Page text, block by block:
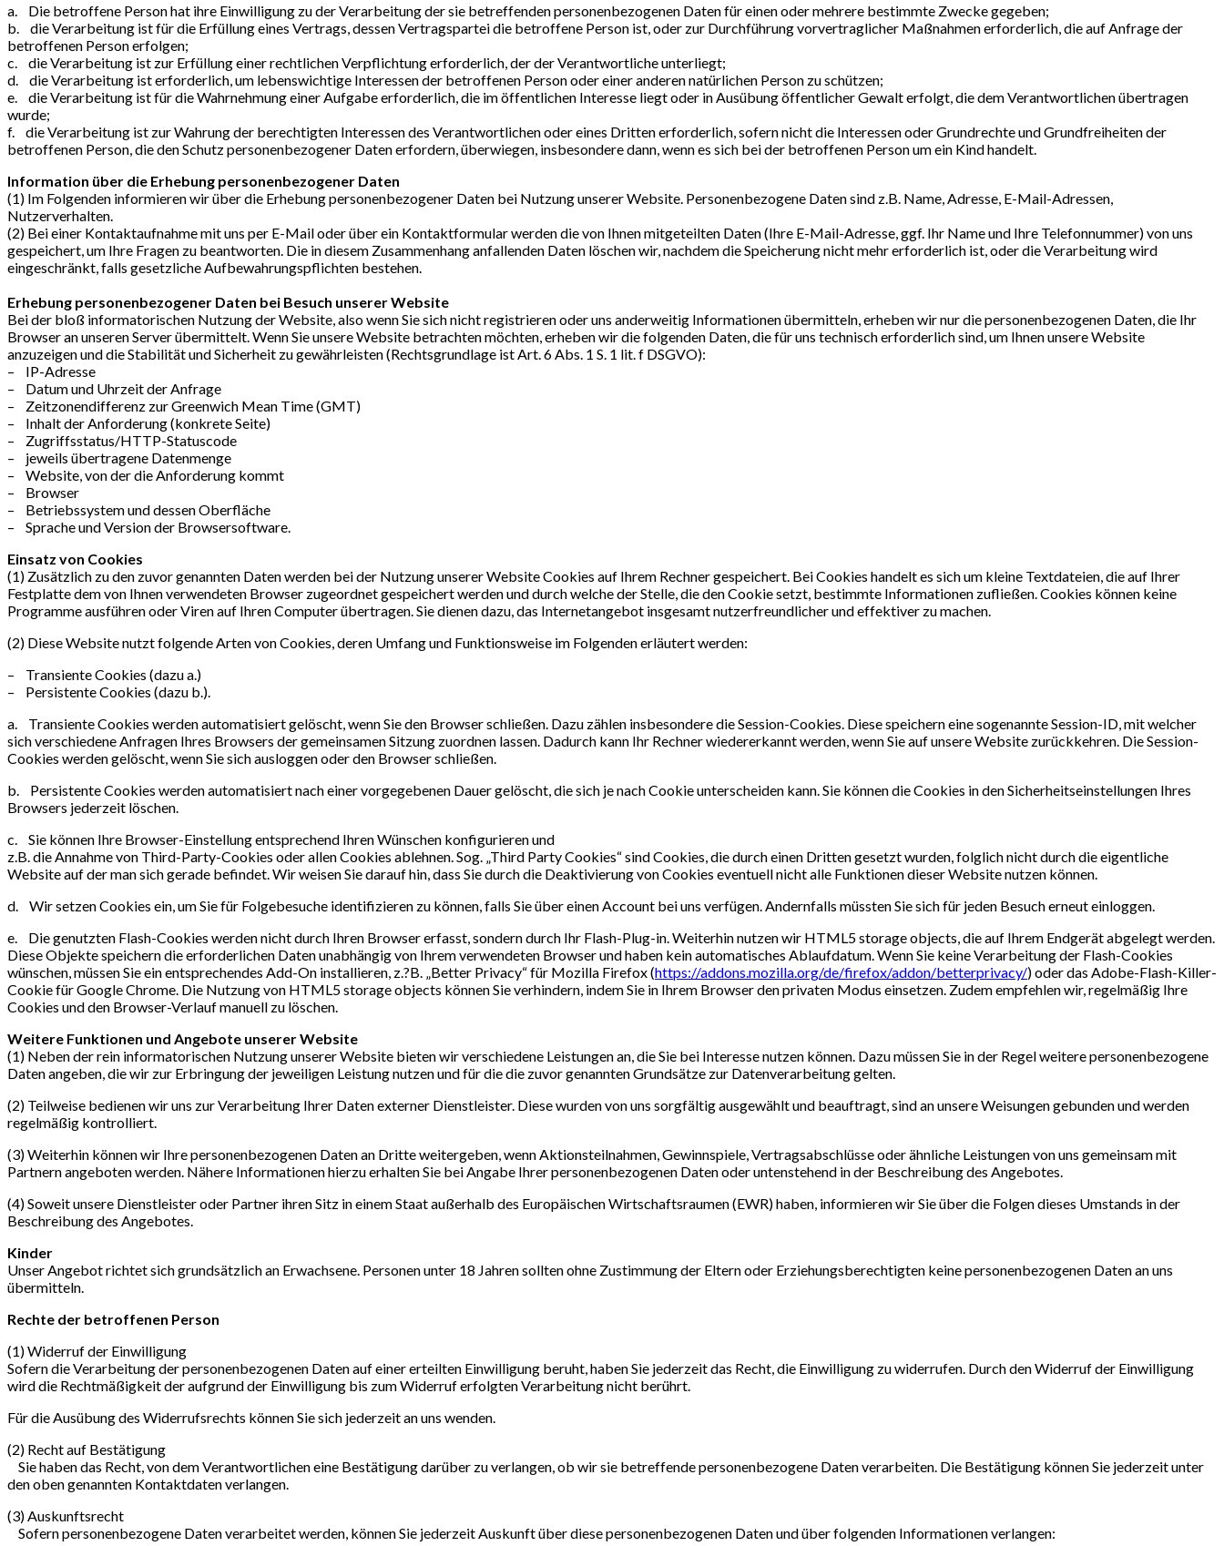
a. Die betroffene Person hat ihre Einwilligung zu der Verarbeitung der sie betreffenden personenbezogenen Daten für einen oder mehrere bestimmte Zwecke gegeben;
b. die Verarbeitung ist für die Erfüllung eines Vertrags, dessen Vertragspartei die betroffene Person ist, oder zur Durchführung vorvertraglicher Maßnahmen erforderlich, die auf Anfrage der
betroffenen Person erfolgen;
c. die Verarbeitung ist zur Erfüllung einer rechtlichen Verpflichtung erforderlich, der der Verantwortliche unterliegt;
d. die Verarbeitung ist erforderlich, um lebenswichtige Interessen der betroffenen Person oder einer anderen natürlichen Person zu schützen;
e. die Verarbeitung ist für die Wahrnehmung einer Aufgabe erforderlich, die im öffentlichen Interesse liegt oder in Ausübung öffentlicher Gewalt erfolgt, die dem Verantwortlichen übertragen
wurde;
f. die Verarbeitung ist zur Wahrung der berechtigten Interessen des Verantwortlichen oder eines Dritten erforderlich, sofern nicht die Interessen oder Grundrechte und Grundfreiheiten der
betroffenen Person, die den Schutz personenbezogener Daten erfordern, überwiegen, insbesondere dann, wenn es sich bei der betroffenen Person um ein Kind handelt.
Information über die Erhebung personenbezogener Daten
(1) Im Folgenden informieren wir über die Erhebung personenbezogener Daten bei Nutzung unserer Website. Personenbezogene Daten sind z.B. Name, Adresse, E-Mail-Adressen,
Nutzerverhalten.
(2) Bei einer Kontaktaufnahme mit uns per E-Mail oder über ein Kontaktformular werden die von Ihnen mitgeteilten Daten (Ihre E-Mail-Adresse, ggf. Ihr Name und Ihre Telefonnummer) von uns
gespeichert, um Ihre Fragen zu beantworten. Die in diesem Zusammenhang anfallenden Daten löschen wir, nachdem die Speicherung nicht mehr erforderlich ist, oder die Verarbeitung wird
eingeschränkt, falls gesetzliche Aufbewahrungspflichten bestehen.
Erhebung personenbezogener Daten bei Besuch unserer Website
Bei der bloß informatorischen Nutzung der Website, also wenn Sie sich nicht registrieren oder uns anderweitig Informationen übermitteln, erheben wir nur die personenbezogenen Daten, die Ihr
Browser an unseren Server übermittelt. Wenn Sie unsere Website betrachten möchten, erheben wir die folgenden Daten, die für uns technisch erforderlich sind, um Ihnen unsere Website
anzuzeigen und die Stabilität und Sicherheit zu gewährleisten (Rechtsgrundlage ist Art. 6 Abs. 1 S. 1 lit. f DSGVO):
– IP-Adresse
– Datum und Uhrzeit der Anfrage
– Zeitzonendifferenz zur Greenwich Mean Time (GMT)
– Inhalt der Anforderung (konkrete Seite)
– Zugriffsstatus/HTTP-Statuscode
– jeweils übertragene Datenmenge
– Website, von der die Anforderung kommt
– Browser
– Betriebssystem und dessen Oberfläche
– Sprache und Version der Browsersoftware.
Einsatz von Cookies
(1) Zusätzlich zu den zuvor genannten Daten werden bei der Nutzung unserer Website Cookies auf Ihrem Rechner gespeichert. Bei Cookies handelt es sich um kleine Textdateien, die auf Ihrer
Festplatte dem von Ihnen verwendeten Browser zugeordnet gespeichert werden und durch welche der Stelle, die den Cookie setzt, bestimmte Informationen zufließen. Cookies können keine
Programme ausführen oder Viren auf Ihren Computer übertragen. Sie dienen dazu, das Internetangebot insgesamt nutzerfreundlicher und effektiver zu machen.
(2) Diese Website nutzt folgende Arten von Cookies, deren Umfang und Funktionsweise im Folgenden erläutert werden:
– Transiente Cookies (dazu a.)
– Persistente Cookies (dazu b.).
a. Transiente Cookies werden automatisiert gelöscht, wenn Sie den Browser schließen. Dazu zählen insbesondere die Session-Cookies. Diese speichern eine sogenannte Session-ID, mit welcher
sich verschiedene Anfragen Ihres Browsers der gemeinsamen Sitzung zuordnen lassen. Dadurch kann Ihr Rechner wiedererkannt werden, wenn Sie auf unsere Website zurückkehren. Die Session-
Cookies werden gelöscht, wenn Sie sich ausloggen oder den Browser schließen.
b. Persistente Cookies werden automatisiert nach einer vorgegebenen Dauer gelöscht, die sich je nach Cookie unterscheiden kann. Sie können die Cookies in den Sicherheitseinstellungen Ihres
Browsers jederzeit löschen.
c. Sie können Ihre Browser-Einstellung entsprechend Ihren Wünschen konfigurieren und
z.B. die Annahme von Third-Party-Cookies oder allen Cookies ablehnen. Sog. „Third Party Cookies“ sind Cookies, die durch einen Dritten gesetzt wurden, folglich nicht durch die eigentliche
Website auf der man sich gerade befindet. Wir weisen Sie darauf hin, dass Sie durch die Deaktivierung von Cookies eventuell nicht alle Funktionen dieser Website nutzen können.
d. Wir setzen Cookies ein, um Sie für Folgebesuche identifizieren zu können, falls Sie über einen Account bei uns verfügen. Andernfalls müssten Sie sich für jeden Besuch erneut einloggen.
e. Die genutzten Flash-Cookies werden nicht durch Ihren Browser erfasst, sondern durch Ihr Flash-Plug-in. Weiterhin nutzen wir HTML5 storage objects, die auf Ihrem Endgerät abgelegt werden.
Diese Objekte speichern die erforderlichen Daten unabhängig von Ihrem verwendeten Browser und haben kein automatisches Ablaufdatum. Wenn Sie keine Verarbeitung der Flash-Cookies
wünschen, müssen Sie ein entsprechendes Add-On installieren, z.?B. „Better Privacy“ für Mozilla Firefox (https://addons.mozilla.org/de/firefox/addon/betterprivacy/) oder das Adobe-Flash-Killer-
Cookie für Google Chrome. Die Nutzung von HTML5 storage objects können Sie verhindern, indem Sie in Ihrem Browser den privaten Modus einsetzen. Zudem empfehlen wir, regelmäßig Ihre
Cookies und den Browser-Verlauf manuell zu löschen.
Weitere Funktionen und Angebote unserer Website
(1) Neben der rein informatorischen Nutzung unserer Website bieten wir verschiedene Leistungen an, die Sie bei Interesse nutzen können. Dazu müssen Sie in der Regel weitere personenbezogene
Daten angeben, die wir zur Erbringung der jeweiligen Leistung nutzen und für die die zuvor genannten Grundsätze zur Datenverarbeitung gelten.
(2) Teilweise bedienen wir uns zur Verarbeitung Ihrer Daten externer Dienstleister. Diese wurden von uns sorgfältig ausgewählt und beauftragt, sind an unsere Weisungen gebunden und werden
regelmäßig kontrolliert.
(3) Weiterhin können wir Ihre personenbezogenen Daten an Dritte weitergeben, wenn Aktionsteilnahmen, Gewinnspiele, Vertragsabschlüsse oder ähnliche Leistungen von uns gemeinsam mit
Partnern angeboten werden. Nähere Informationen hierzu erhalten Sie bei Angabe Ihrer personenbezogenen Daten oder untenstehend in der Beschreibung des Angebotes.
(4) Soweit unsere Dienstleister oder Partner ihren Sitz in einem Staat außerhalb des Europäischen Wirtschaftsraumen (EWR) haben, informieren wir Sie über die Folgen dieses Umstands in der
Beschreibung des Angebotes.
Kinder
Unser Angebot richtet sich grundsätzlich an Erwachsene. Personen unter 18 Jahren sollten ohne Zustimmung der Eltern oder Erziehungsberechtigten keine personenbezogenen Daten an uns
übermitteln.
Rechte der betroffenen Person
(1) Widerruf der Einwilligung
Sofern die Verarbeitung der personenbezogenen Daten auf einer erteilten Einwilligung beruht, haben Sie jederzeit das Recht, die Einwilligung zu widerrufen. Durch den Widerruf der Einwilligung
wird die Rechtmäßigkeit der aufgrund der Einwilligung bis zum Widerruf erfolgten Verarbeitung nicht berührt.
Für die Ausübung des Widerrufsrechts können Sie sich jederzeit an uns wenden.
(2) Recht auf Bestätigung
Sie haben das Recht, von dem Verantwortlichen eine Bestätigung darüber zu verlangen, ob wir sie betreffende personenbezogene Daten verarbeiten. Die Bestätigung können Sie jederzeit unter
den oben genannten Kontaktdaten verlangen.
(3) Auskunftsrecht
Sofern personenbezogene Daten verarbeitet werden, können Sie jederzeit Auskunft über diese personenbezogenen Daten und über folgenden Informationen verlangen: